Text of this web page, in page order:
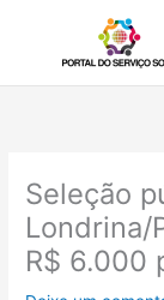
conteúdo
Seleção
Londrina/
R$ 6.000